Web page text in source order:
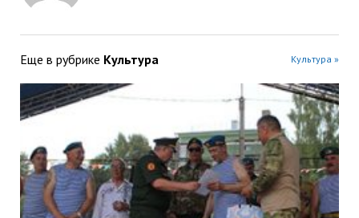
Еще в рубрике Культура Культура »